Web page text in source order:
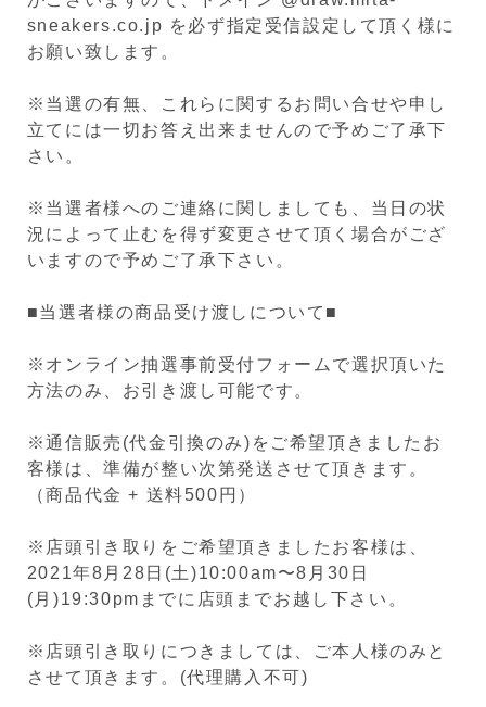
sneakers.co.jp を必ず指定受信設定して頂く様に
お願い致します。
※当選の有無、これらに関するお問い合せや申し
立てには一切お答え出来ませんので予めご了承下
さい。
※当選者様へのご連絡に関しましても、当日の状
況によって止むを得ず変更させて頂く場合がござ
いますので予めご了承下さい。
■当選者様の商品受け渡しについて■
※オンライン抽選事前受付フォームで選択頂いた
方法のみ、お引き渡し可能です。
※通信販売(代金引換のみ)をご希望頂きましたお
客様は、準備が整い次第発送させて頂きます。
（商品代金 + 送料500円）
※店頭引き取りをご希望頂きましたお客様は、
2021年8月28日(土)10:00am〜8月30日
(月)19:30pmまでに店頭までお越し下さい。
※店頭引き取りにつきましては、ご本人様のみと
させて頂きます。(代理購入不可)